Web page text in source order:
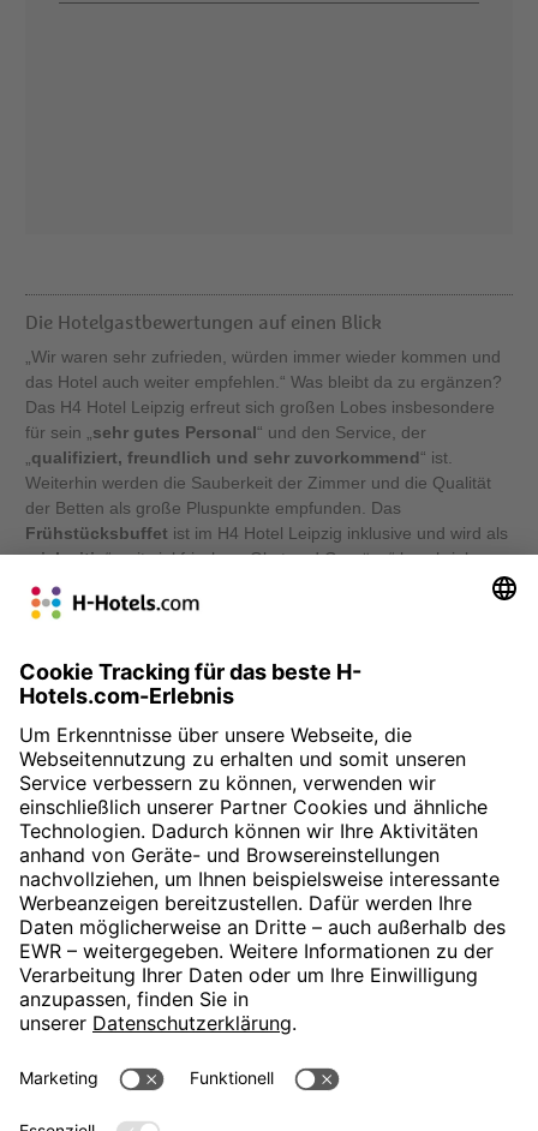
Die Hotelgastbewertungen auf einen Blick
„Wir waren sehr zufrieden, würden immer wieder kommen und
das Hotel auch weiter empfehlen.“ Was bleibt da zu ergänzen?
Das H4 Hotel Leipzig erfreut sich großen Lobes insbesondere
für sein „sehr gutes Personal“ und den Service, der
„qualifiziert, freundlich und sehr zuvorkommend“ ist.
Weiterhin werden die Sauberkeit der Zimmer und die Qualität
der Betten als große Pluspunkte empfunden. Das
Frühstücksbuffet ist im H4 Hotel Leipzig inklusive und wird als
„vielseitig“ „mit viel frischem Obst und Gemüse“ beschrieben.
Positiv erwähnt werden auch die Parkmöglichkeiten und die
gute Straßenbahnanbindung an die Innenstadt. Das Hotel wird
Businesshotel“ bezeichnet. Insgesamt überzeugt es durch sein
„sehr gutes Preis-Leistungsverhältnis “.
» Zur Buchung